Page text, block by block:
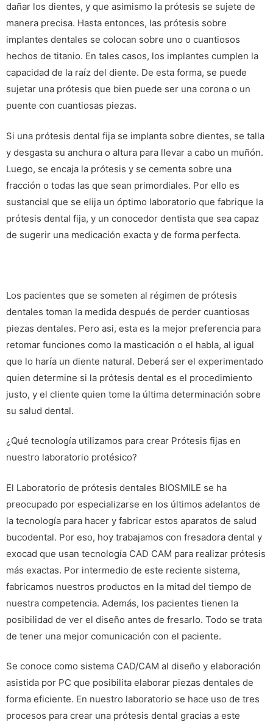
dañar los dientes, y que asimismo la prótesis se sujete de
manera precisa. Hasta entonces, las prótesis sobre
implantes dentales se colocan sobre uno o cuantiosos
hechos de titanio. En tales casos, los implantes cumplen la
capacidad de la raíz del diente. De esta forma, se puede
sujetar una prótesis que bien puede ser una corona o un
puente con cuantiosas piezas.
Si una prótesis dental fija se implanta sobre dientes, se talla
y desgasta su anchura o altura para llevar a cabo un muñón.
Luego, se encaja la prótesis y se cementa sobre una
fracción o todas las que sean primordiales. Por ello es
sustancial que se elija un óptimo laboratorio que fabrique la
prótesis dental fija, y un conocedor dentista que sea capaz
de sugerir una medicación exacta y de forma perfecta.
Los pacientes que se someten al régimen de prótesis
dentales toman la medida después de perder cuantiosas
piezas dentales. Pero asi, esta es la mejor preferencia para
retomar funciones como la masticación o el habla, al igual
que lo haría un diente natural. Deberá ser el experimentado
quien determine si la prótesis dental es el procedimiento
justo, y el cliente quien tome la última determinación sobre
su salud dental.
¿Qué tecnología utilizamos para crear Prótesis fijas en
nuestro laboratorio protésico?
El Laboratorio de prótesis dentales BIOSMILE se ha
preocupado por especializarse en los últimos adelantos de
la tecnología para hacer y fabricar estos aparatos de salud
bucodental. Por eso, hoy trabajamos con fresadora dental y
exocad que usan tecnología CAD CAM para realizar prótesis
más exactas. Por intermedio de este reciente sistema,
fabricamos nuestros productos en la mitad del tiempo de
nuestra competencia. Además, los pacientes tienen la
posibilidad de ver el diseño antes de fresarlo. Todo se trata
de tener una mejor comunicación con el paciente.
Se conoce como sistema CAD/CAM al diseño y elaboración
asistida por PC que posibilita elaborar piezas dentales de
forma eficiente. En nuestro laboratorio se hace uso de tres
procesos para crear una prótesis dental gracias a este